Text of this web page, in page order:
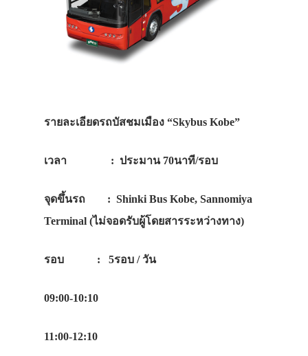
รายละเอียดรถบัสชมเมือง “Skybus Kobe”
เวลา : ประมาน 70นาที/รอบ
จุดขึ้นรถ : Shinki Bus Kobe, Sannomiya
Terminal (ไม่จอดรับผู้โดยสารระหว่างทาง)
รอบ : 5รอบ / วัน
09:00-10:10
11:00-12:10